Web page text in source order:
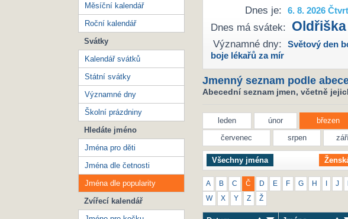
Dnes je: 6. 8. 2026
Dnes má svátek: Oldřiška
Významné dny: Světový den
boje lékařů za mír
Jmenný seznam podle
Abecední seznam jmen, včetně
leden únor březen
červenec
srpen
Všechny jména
A B C Č D E F G H J
W X Y Z Ž
Měsíční kalendář
Roční kalendář
Svátky
Kalendář svátků
Státní svátky
Významné dny
Školní prázdniny
Hledáte jméno
Jména pro děti
Jména dle četnosti
Jména dle popularity
Zvířecí kalendář